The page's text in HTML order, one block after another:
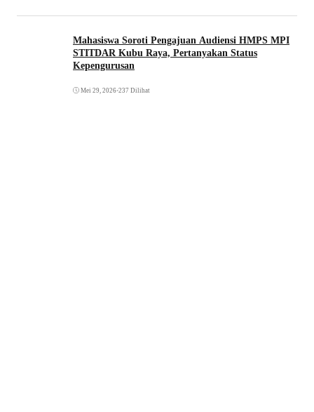
Mahasiswa Soroti Pengajuan Audiensi HMPS MPI
STITDAR Kubu Raya, Pertanyakan Status
Kepengurusan
Mei 29, 2026•237 Dilihat